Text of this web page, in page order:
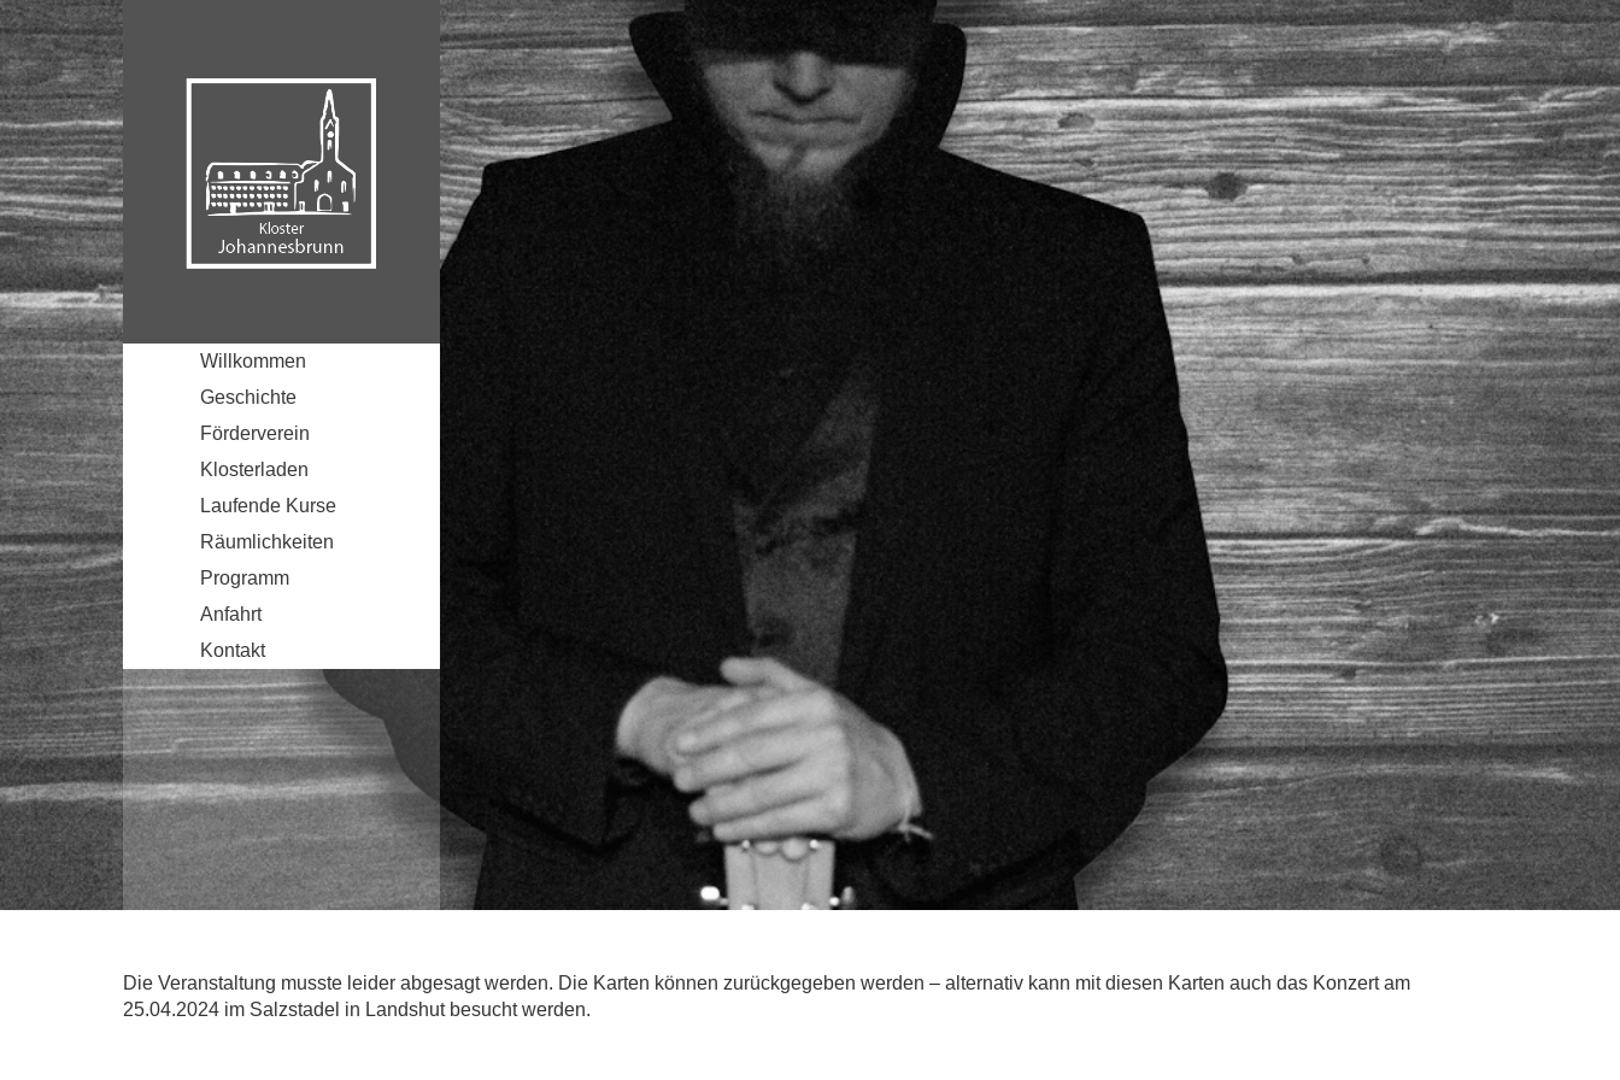
Willkommen
Geschichte
Förderverein
Klosterladen
Laufende Kurse
Räumlichkeiten
Programm
Anfahrt
Kontakt
Die Veranstaltung musste leider abgesagt werden. Die Karten können zurückgegeben werden – alternativ kann mit diesen Karten auch das Konzert am
25.04.2024 im Salzstadel in Landshut besucht werden.